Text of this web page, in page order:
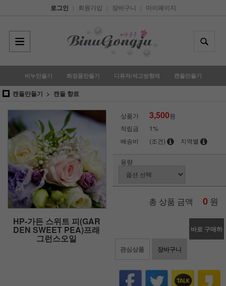
로그인 | 회원가입 | 장바구니 | 마이페이지
비누만들기 화장품만들기 디퓨저/석고방향제 캔들만들기
캔들만들기 캔들 향료
HP-가든 스위트 피(GAR
DEN SWEET PEA)프래
그런스오일
상품가 3,500원
적립금
1%
배송비
(조건) 지역별
용량
총 상품 금액 0 원
관심상품 장바구니
바로 구매하